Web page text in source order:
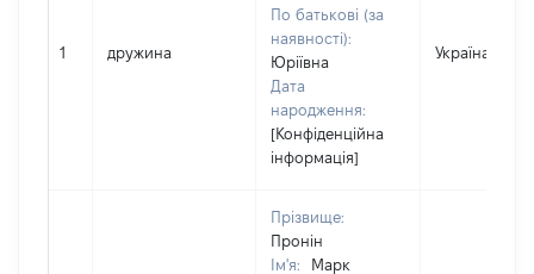
1 дружина
По батькові (за
наявності):
Юріївна
Дата
народження:
[Конфіденційна
інформація]
Україна
Прізвище:
Пронін
Ім'я:
Марк